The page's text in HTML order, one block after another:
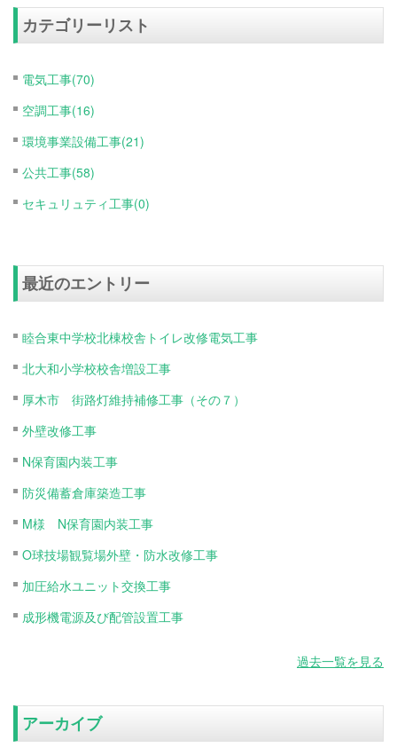
カテゴリーリスト
電気工事(70)
空調工事(16)
環境事業設備工事(21)
公共工事(58)
セキュリュティ工事(0)
最近のエントリー
睦合東中学校北棟校舎トイレ改修電気工事
北大和小学校校舎増設工事
厚木市 街路灯維持補修工事（その７）
外壁改修工事
N保育園内装工事
防災備蓄倉庫築造工事
M様 N保育園内装工事
O球技場観覧場外壁・防水改修工事
加圧給水ユニット交換工事
成形機電源及び配管設置工事
過去一覧を見る
アーカイブ